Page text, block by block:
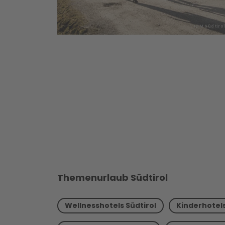
IDM
Themenurlaub Südtirol
Wellnesshotels Südtirol